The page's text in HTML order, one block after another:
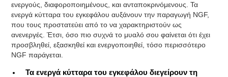
ενεργούς, διαφοροποιημένους, και ανταποκρινόμενους. Τα
ενεργά κύτταρα του εγκεφάλου αυξάνουν την παραγωγή NGF,
που τους προστατεύει από το να χαρακτηριστούν ως
ανενεργές. Έτσι, όσο πιο συχνά το μυαλό σου φαίνεται ότι έχει
προσβληθεί, εξασκηθεί και ενεργοποιηθεί, τόσο περισσότερο
NGF παράγεται.
Τα ενεργά κύτταρα του εγκεφάλου διεγείρουν τη